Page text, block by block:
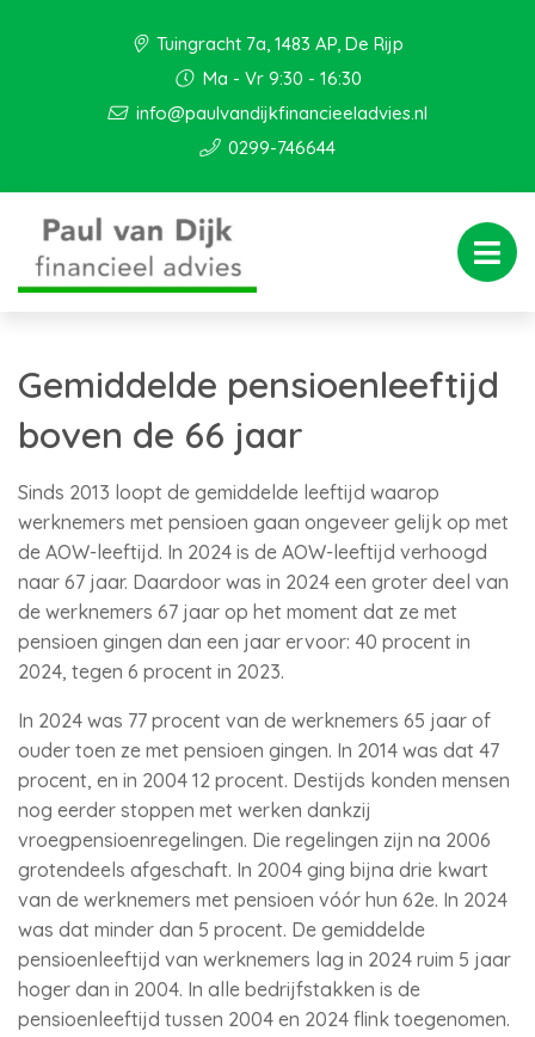
Tuingracht 7a, 1483 AP, De Rijp
Ma - Vr 9:30 - 16:30
info@paulvandijkfinancieeladvies.nl
0299-746644
Gemiddelde pensioenleeftijd
boven de 66 jaar
Sinds 2013 loopt de gemiddelde leeftijd waarop
werknemers met pensioen gaan ongeveer gelijk op met
de AOW-leeftijd. In 2024 is de AOW-leeftijd verhoogd
naar 67 jaar. Daardoor was in 2024 een groter deel van
de werknemers 67 jaar op het moment dat ze met
pensioen gingen dan een jaar ervoor: 40 procent in
2024, tegen 6 procent in 2023.
In 2024 was 77 procent van de werknemers 65 jaar of
ouder toen ze met pensioen gingen. In 2014 was dat 47
procent, en in 2004 12 procent. Destijds konden mensen
nog eerder stoppen met werken dankzij
vroegpensioenregelingen. Die regelingen zijn na 2006
grotendeels afgeschaft. In 2004 ging bijna drie kwart
van de werknemers met pensioen vóór hun 62e. In 2024
was dat minder dan 5 procent. De gemiddelde
pensioenleeftijd van werknemers lag in 2024 ruim 5 jaar
hoger dan in 2004. In alle bedrijfstakken is de
pensioenleeftijd tussen 2004 en 2024 flink toegenomen.